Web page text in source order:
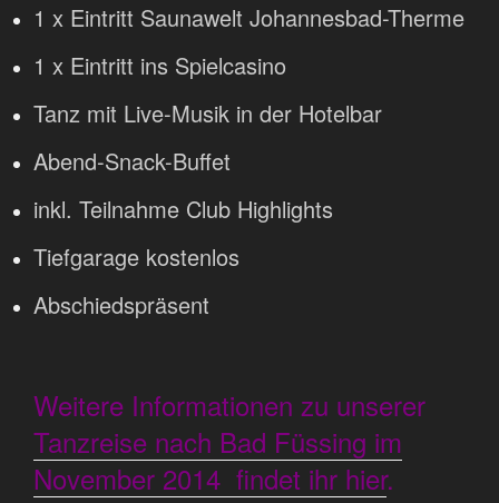
1 x Eintritt Saunawelt Johannesbad-Therme
1 x Eintritt ins Spielcasino
Tanz mit Live-Musik in der Hotelbar
Abend-Snack-Buffet
inkl. Teilnahme Club Highlights
Tiefgarage kostenlos
Abschiedspräsent
Weitere Informationen zu unserer
Tanzreise nach Bad Füssing im
November 2014 findet ihr hier.